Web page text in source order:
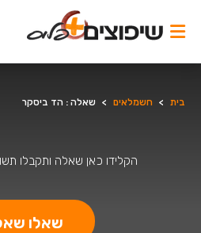
בית > חשמלאים > שאלה : הד ביסקר
הקלידו כאן שאלה ותקבלו
שאלו